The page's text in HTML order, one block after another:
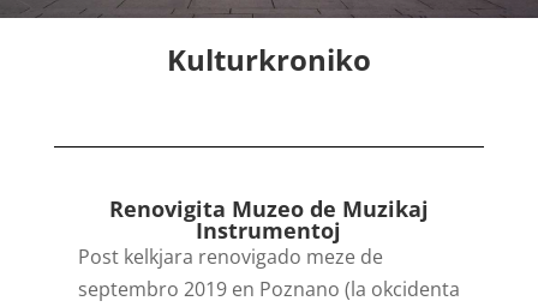
Kulturkroniko
Renovigita Muzeo de Muzikaj
Instrumentoj
Post kelkjara renovigado meze de
septembro 2019 en Poznano (la okcidenta